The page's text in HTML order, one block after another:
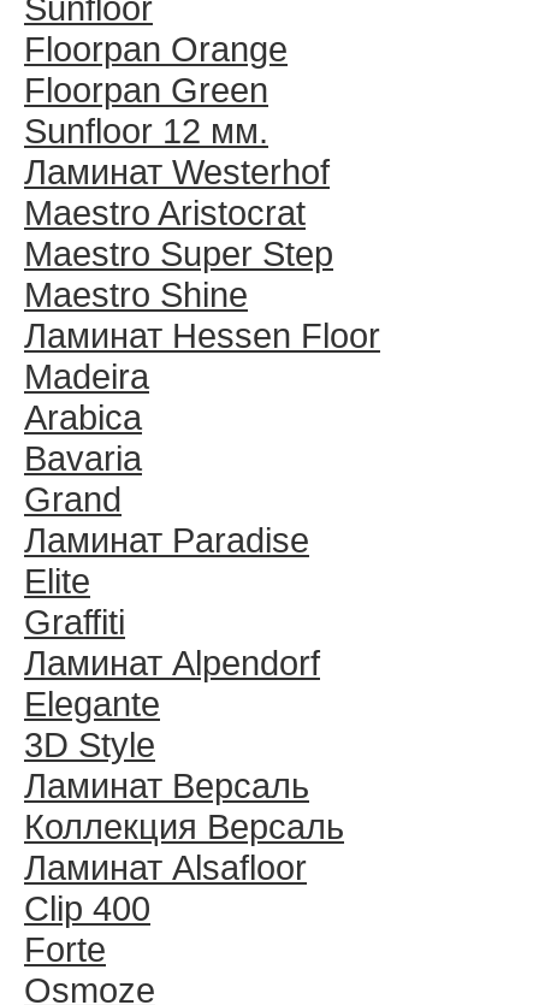
Floorpan Orange
Floorpan Green
Sunfloor 12 мм.
Ламинат Westerhof
Maestro Aristocrat
Maestro Super Step
Maestro Shine
Ламинат Hessen Floor
Madeira
Arabica
Bavaria
Grand
Ламинат Paradise
Elite
Graffiti
Ламинат Alpendorf
Elegante
3D Style
Ламинат Версаль
Коллекция Версаль
Ламинат Alsafloor
Clip 400
Forte
Osmoze